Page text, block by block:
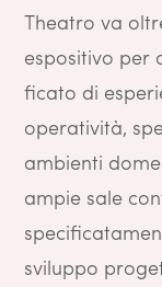
Theatro va
espositivo per
ficato di
operatività,
ambienti
ampie sale
sviluppo